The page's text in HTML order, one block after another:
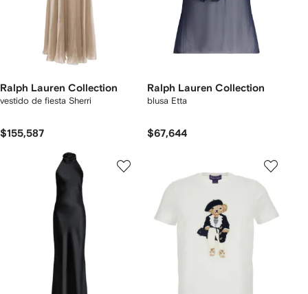
Ralph Lauren Collection
vestido de fiesta Sherri
$155,587
Ralph Lauren Collection
blusa Etta
$67,644